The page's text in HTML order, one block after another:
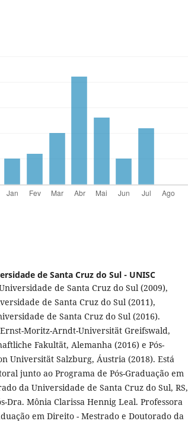
de Santa Cruz do Sul - UNISC
de Santa Cruz do Sul (2009),
de Santa Cruz do Sul (2011),
de Santa Cruz do Sul (2016).
Moritz-Arndt-Universität Greifswald,
Fakultät, Alemanha (2016) e Pós-
Universität Salzburg, Áustria (2018). Está
junto ao Programa de Pós-Graduação em
da Universidade de Santa Cruz do Sul, RS,
Dra. Mônia Clarissa Hennig Leal. Professora
em Direito - Mestrado e Doutorado da